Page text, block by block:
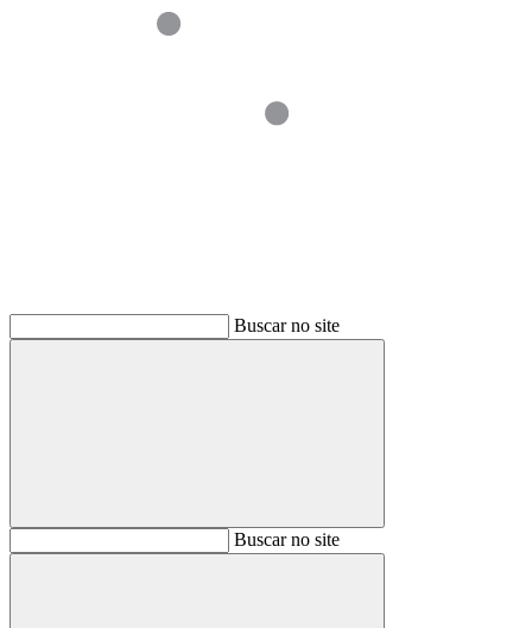
Buscar no site
BuscarBuscar no site